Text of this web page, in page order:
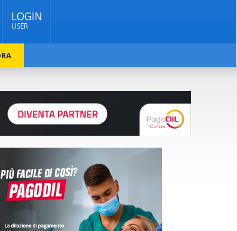
LOGIN
USER